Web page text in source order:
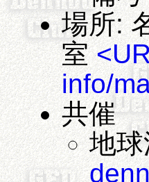
場所:
室
info/
共催
地